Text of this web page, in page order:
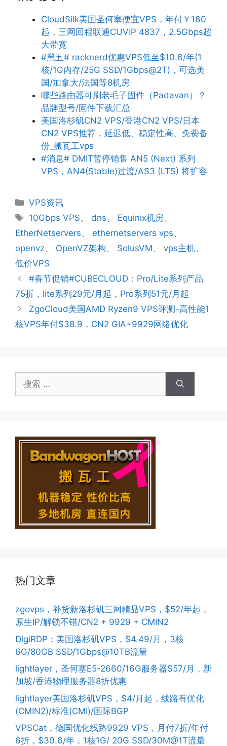
CloudSilk美国圣何塞便宜VPS，年付￥160
起，三网回程联通CUVIP 4837，2.5Gbps超
大带宽
#黑五# racknerd优惠VPS低至$10.6/年(1
核/1G内存/25G SSD/1Gbps@2T)，可选美
国/加拿大/法国等8机房
哪些路由器可刷老毛子固件（Padavan）？
品牌型号/固件下载汇总
美国洛杉矶CN2 VPS/香港CN2 VPS/日本
CN2 VPS推荐，延迟低、稳定性高、免费备
份_搬瓦工vps
#消息# DMIT暂停销售 AN5 (Next) 系列
VPS，AN4(Stable)过渡/AS3 (LTS) 将扩容
分
类
VPS资讯
标
签
10Gbps VPS、 dns、 Equinix机房、
EtherNetservers、 ethernetservers vps、
openvz、 OpenVZ架构、 SolusVM、 vps主机、
低价VPS
#春节促销#CUBECLOUD：Pro/Lite系列产品
75折，lite系列29元/月起，Pro系列51元/月起
ZgoCloud美国AMD Ryzen9 VPS评测-高性能1
核VPS年付$38.9，CN2 GIA+9929网络优化
索：
热门文章
zgovps，补货新洛杉矶三网精品VPS，$52/年起，
原生IP/解锁不错/CN2 + 9929 + CMIN2
DigiRDP：美国洛杉矶VPS，$4.49/月，3核
6G/80GB SSD/1Gbps@10TB流量
lightlayer，圣何塞E5-2660/16G服务器$57/月，新
加坡/香港物理服务器8折优惠
lightlayer美国洛杉矶VPS，$4/月起，线路有优化
(CMIN2)/标准(CMI)/国际BGP
VPSCat，德国优化线路9929 VPS，月付7折/年付
6折，$30.6/年，1核1G/ 20G SSD/30M@1T流量